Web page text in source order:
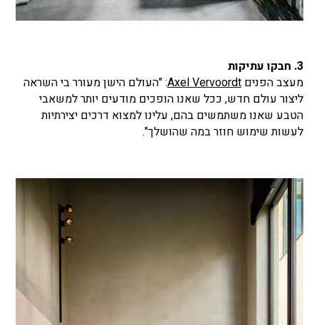
3. חבקו עתיקות
מעצב הפניםAxel Vervoordt: "העולם הישן מעורר בי השראה
ליצור עולם חדש, ככל שאנו הופכים מודעים יותר למשאבי
הטבע שאנו משתמשים בהם, עלינו למצוא דרכים יצירתיות
לעשות שימוש חוזר במה שהושלך".